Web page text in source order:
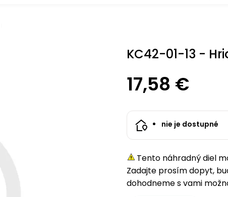
KC42-01-13 -
17,58 €
nie je dostupné
Tento náhradný diel
Zadajte prosím dopyt,
dohodneme s vami